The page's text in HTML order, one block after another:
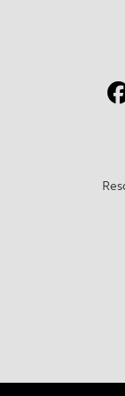
Consulte a